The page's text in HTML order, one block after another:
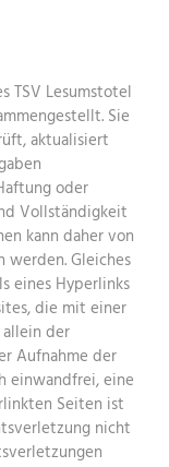
TSV Lesumstotel
Sie
aktualisiert
oder
Vollständigkeit
kann daher von
werden. Gleiches
eines Hyperlinks
die mit einer
der
Aufnahme der
einwandfrei, eine
Seiten ist
nicht